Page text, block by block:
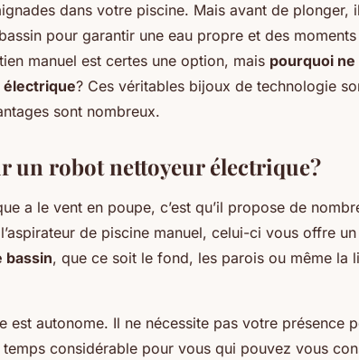
dans votre piscine. Mais avant de plonger,
pour garantir une eau propre et des
manuel est certes une option, mais pourquoi
électrique? Ces véritables bijoux de technologie
sont nombreux.
un robot nettoyeur électrique?
a le vent en poupe, c’est qu’il propose de
de piscine manuel, celui-ci vous offre un
bassin, que ce soit le fond, les parois ou même la
est autonome. Il ne nécessite pas votre présence
temps considérable pour vous qui pouvez vous